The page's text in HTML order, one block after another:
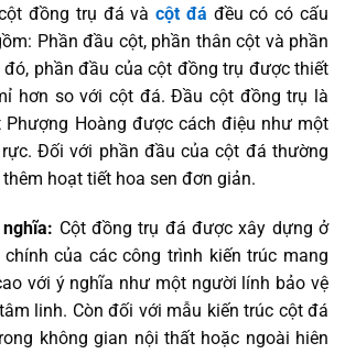
đồng trụ đá vàcột đá đều có có cấu
Phần đầu cột, phần thân cột và phần
đó, phần đầu của cột đồng trụ được thiết
hơn so với cột đá.Đầu cột đồng trụ là
Phượng Hoàng được cách điệu như một
Đối với phần đầu của cột đá thường
hoạt tiết hoa sen đơn giản.
Cột đồng trụ đá được xây dựng ở
của các công trình kiến trúc mang
với ý nghĩa như một người lính bảo vệ
linh. Còn đối với mẫu kiến trúc cột đá
không gian nội thất hoặc ngoài hiên